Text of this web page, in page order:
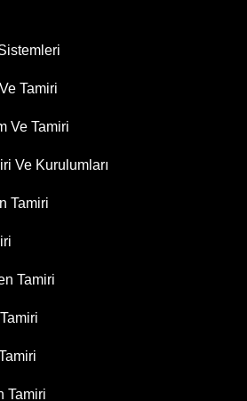
Tamiri
Ve Tamiri
Ve Kurulumları
Tamiri
Tamiri
Tamiri